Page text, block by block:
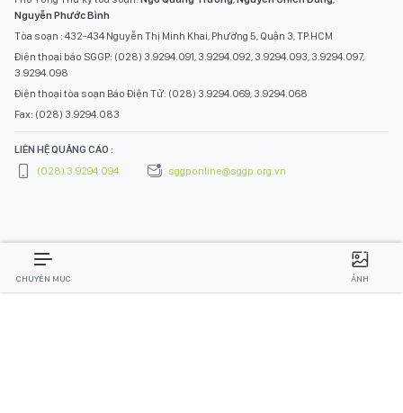
Nguyễn Phước Bình
Tòa soạn : 432-434 Nguyễn Thị Minh Khai, Phường 5, Quận 3, TP.HCM
Điện thoại báo SGGP: (028) 3.9294.091, 3.9294.092, 3.9294.093, 3.9294.097,
3.9294.098
Điện thoại tòa soạn Báo Điện Tử: (028) 3.9294.069, 3.9294.068
Fax: (028) 3.9294.083
LIÊN HỆ QUẢNG CÁO :
(028) 3.9294.094
sggponline@sggp.org.vn
CHUYÊN MỤC ẢNH